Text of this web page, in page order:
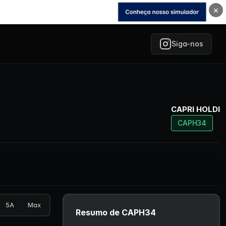
×
Siga-nos
CAPRI HOLDI
CAPH34
5A Max
Resumo de CAPH34